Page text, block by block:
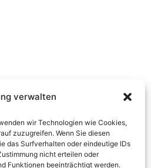
verwalten
wir Technologien wie Cookies,
zuzugreifen. Wenn Sie diesen
das Surfverhalten oder eindeutige IDs
nicht erteilen oder
Funktionen beeinträchtigt werden.